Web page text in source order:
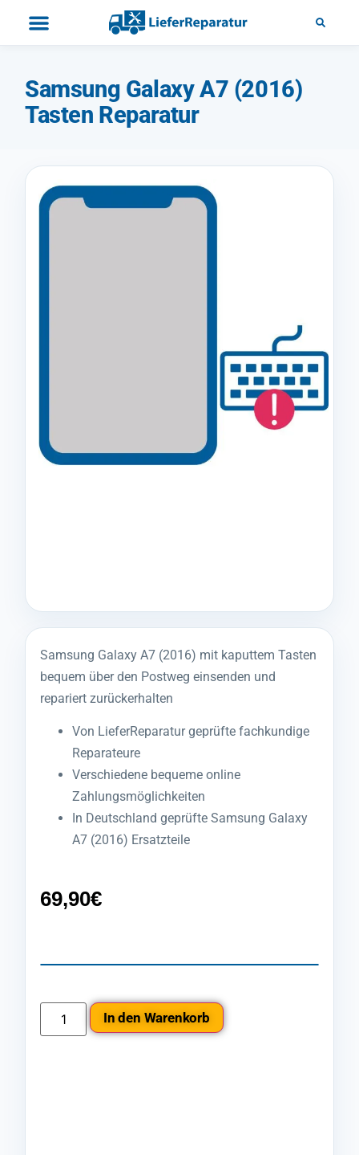
Samsung Galaxy A7 (2016)
Tasten Reparatur
Samsung Galaxy A7 (2016) mit kaputtem Tasten
bequem über den Postweg einsenden und
repariert zurückerhalten
Von LieferReparatur geprüfte fachkundige
Reparateure
Verschiedene bequeme online
Zahlungsmöglichkeiten
In Deutschland geprüfte Samsung Galaxy
A7 (2016) Ersatzteile
69,90€
In den Warenkorb